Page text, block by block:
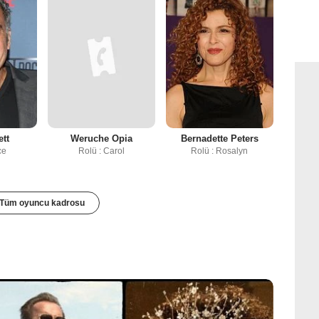
Weruche Opia
Rolü : Carol
Bernadette Peters
Rolü : Rosalyn
Tüm oyuncu kadrosu